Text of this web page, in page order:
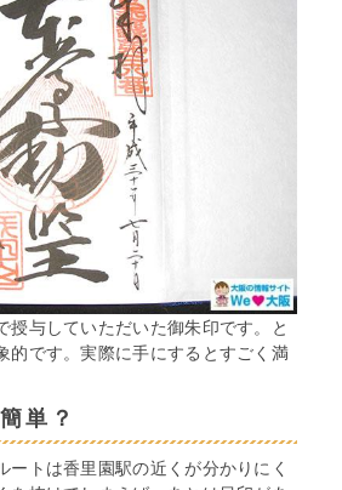
授与していただいた御朱印です。と
的です。実際に手にするとすごく満
単？
ートは香里園駅の近くが分かりにく